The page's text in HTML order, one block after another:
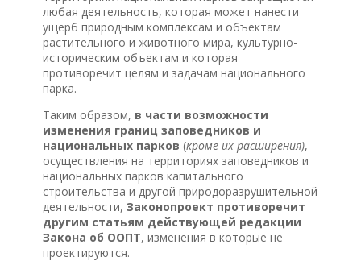
любая деятельность, которая может нанести
ущерб природным комплексам и объектам
растительного и животного мира, культурно-
историческим объектам и которая
противоречит целям и задачам национального
парка.
Таким образом, в части возможности
изменения границ заповедников и
национальных парков (кроме их расширения),
осуществления на территориях заповедников и
национальных парков капитального
строительства и другой природоразрушительной
деятельности, Законопроект противоречит
другим статьям действующей редакции
Закона об ООПТ, изменения в которые не
проектируются.